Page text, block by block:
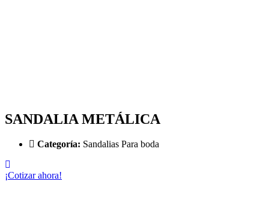
SANDALIA METÁLICA
Categoría: Sandalias Para boda
¡Cotizar ahora!